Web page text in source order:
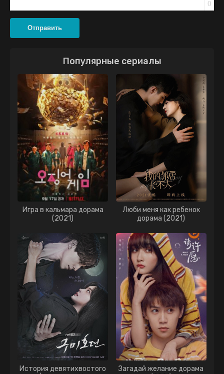
0
Отправить
Популярные сериалы
Игра в кальмара дорама
(2021)
Люби меня как ребенок
дорама (2021)
История девятихвостого
Загадай желание дорама